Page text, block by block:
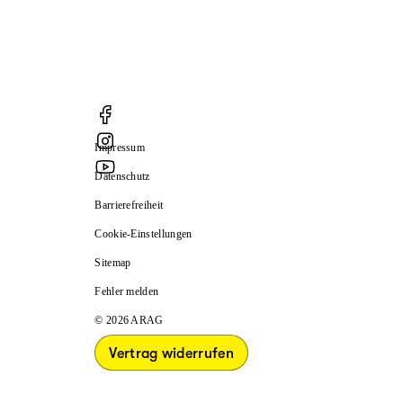
Impressum
Datenschutz
Barrierefreiheit
Cookie-Einstellungen
Sitemap
Fehler melden
© 2026 ARAG
Vertrag widerrufen